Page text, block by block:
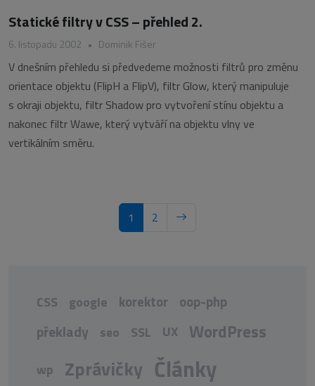
Statické filtry v CSS – přehled 2.
6. listopadu 2002 • Dominik Fišer
V dnešním přehledu si předvedeme možnosti filtrů pro změnu
orientace objektu (FlipH a FlipV), filtr Glow, který manipuluje
s okraji objektu, filtr Shadow pro vytvoření stínu objektu a
nakonec filtr Wawe, který vytváří na objektu vlny ve
vertikálním směru.
1 2
CSS google korektor oop-php
překlady seo SSL UX WordPress
wp Zprávičky Články